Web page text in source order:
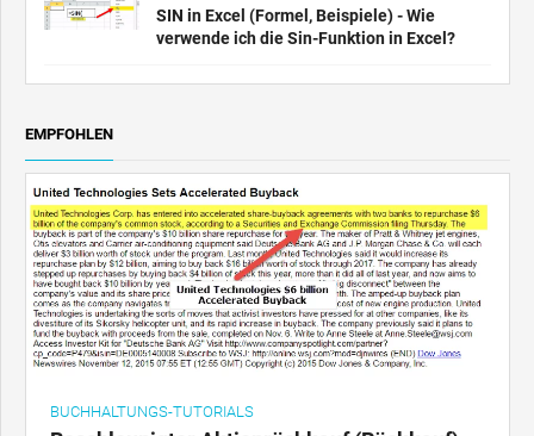
SIN in Excel (Formel, Beispiele) - Wie
verwende ich die Sin-Funktion in Excel?
EMPFOHLEN
BUCHHALTUNGS-TUTORIALS